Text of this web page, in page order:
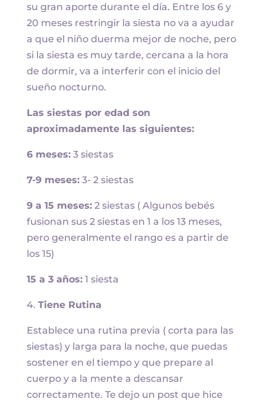
su gran aporte durante el día. Entre los 6 y
20 meses restringir la siesta no va a ayudar
a que el niño duerma mejor de noche, pero
si la siesta es muy tarde, cercana a la hora
de dormir, va a interferir con el inicio del
sueño nocturno.
Las siestas por edad son
aproximadamente las siguientes:
6 meses:3 siestas
7-9 meses:3- 2 siestas
9 a 15 meses:2 siestas ( Algunos bebés
fusionan sus 2 siestas en 1 a los 13 meses,
pero generalmente el rango es a partir de
los 15)
15 a 3 años:1 siesta
4. Tiene Rutina
Establece una rutina previa ( corta para las
siestas) y larga para la noche, que puedas
sostener en el tiempo y que prepare al
cuerpo y a la mente a descansar
correctamente. Te dejo un post que hice